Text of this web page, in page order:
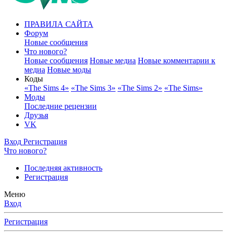
ПРАВИЛА САЙТА
Форум
Новые сообщения
Что нового?
Новые сообщения Новые медиа Новые комментарии к
медиа Новые моды
Коды
«The Sims 4» «The Sims 3» «The Sims 2» «The Sims»
Моды
Последние рецензии
Друзья
VK
Вход Регистрация
Что нового?
Последняя активность
Регистрация
Меню
Вход
Регистрация